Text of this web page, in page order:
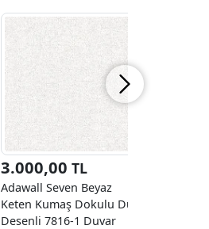
3.000,00 TL
Adawall Seven Beyaz
Keten Kumaş Dokulu Düz
Desenli 7816-1 Duvar